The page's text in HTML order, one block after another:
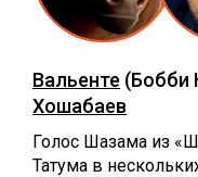
Вальенте (Бобби
Хошабаев
Голос Шазама из
Татума в